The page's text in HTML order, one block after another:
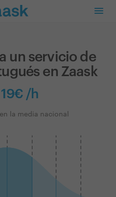
un servicio de
en Zaask
/h
la media nacional